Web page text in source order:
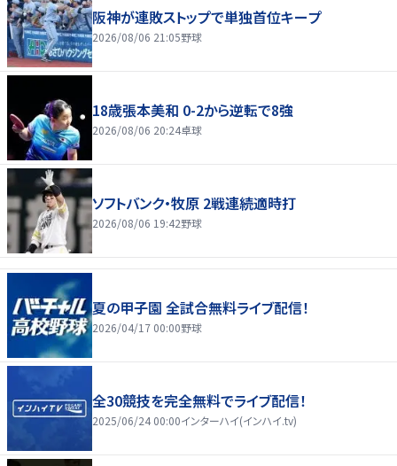
阪神が連敗ストップで単独首位キープ
2026/08/06 21:05野球
18歳張本美和 0-2から逆転で8強
2026/08/06 20:24卓球
ソフトバンク・牧原 2戦連続適時打
2026/08/06 19:42野球
夏の甲子園 全試合無料ライブ配信！
2026/04/17 00:00野球
全30競技を完全無料でライブ配信！
2025/06/24 00:00インターハイ(インハイ.tv)